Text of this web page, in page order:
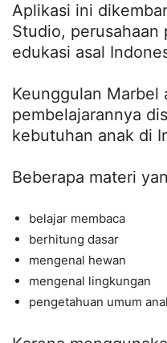
Aplikasi ini
Studio, perusahaan
edukasi asal
Keunggulan Marbel
pembelajarannya
kebutuhan anak di
Beberapa materi
belajar membaca
berhitung dasar
mengenal hewan
mengenal lingkungan
pengetahuan umum